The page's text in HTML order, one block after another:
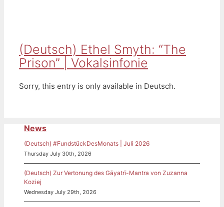
(Deutsch) Ethel Smyth: “The
Prison” | Vokalsinfonie
Sorry, this entry is only available in Deutsch.
News
(Deutsch) #FundstückDesMonats | Juli 2026
Thursday July 30th, 2026
(Deutsch) Zur Vertonung des Gāyatrī-Mantra von Zuzanna
Koziej
Wednesday July 29th, 2026